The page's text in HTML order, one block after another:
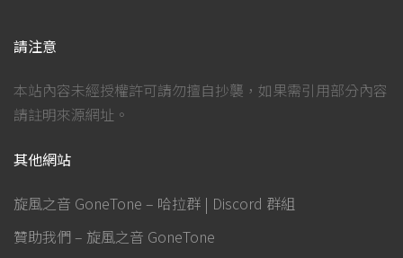
請注意
本站內容未經授權許可請勿擅自抄襲，如果需引用部分內容
請註明來源網址。
其他網站
旋風之音 GoneTone – 哈拉群 | Discord 群組
贊助我們 – 旋風之音 GoneTone